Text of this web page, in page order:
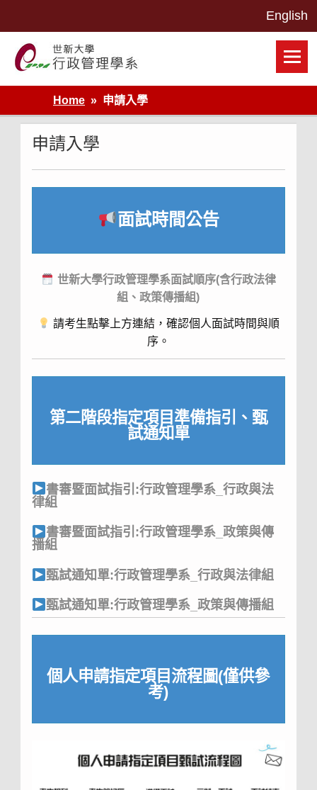
世新大學行政管理學系網站
Home
申請入學
申請入學
面試時間公告
世新大學行政管理學系面試順序(含行政法律
組、政策傳播組)
請考生點擊上方連結，確認個人面試時間與順
序。
第二階段指定項目準備指引、甄
試通知單
書審暨面試指引:行政管理學系_行政與法
律組
書審暨面試指引:行政管理學系_政策與傳
播組
甄試通知單:行政管理學系_行政與法律組
甄試通知單:行政管理學系_政策與傳播組
個人申請指定項目流程圖(僅供參
考)